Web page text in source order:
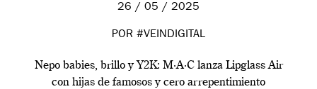
26 / 05 / 2025
POR #VEINDIGITAL
Nepo babies, brillo y Y2K: M·A·C lanza Lipglass Air
con hijas de famosos y cero arrepentimiento